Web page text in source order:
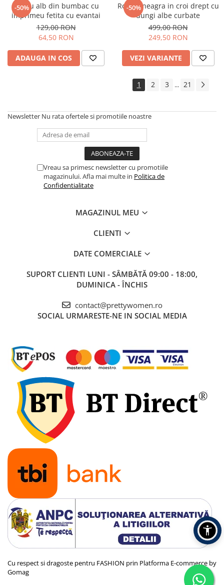
-50%
Tricou alb din bumbac cu
imprimeu fetita cu evantai
129,00 RON
64,50 RON
ADAUGA IN COS
-50%
Rochie neagra in croi drept cu
dungi albe curbate
499,00 RON
249,50 RON
VEZI VARIANTE
1 2 3 ... 21
Newsletter Nu rata ofertele si promotiile noastre
Vreau sa primesc newsletter cu promotiile
magazinului. Afla mai multe in Politica de
Confidentialitate
MAGAZINUL MEU
CLIENTI
DATE COMERCIALE
SUPORT CLIENTI LUNI - SÂMBĂTĂ 09:00 - 18:00,
DUMINICA - ÎNCHIS
contact@prettywomen.ro
SOCIAL URMARESTE-NE IN SOCIAL MEDIA
Cu respect si dragoste pentru FASHION prin Platforma E-commerce by
Gomag